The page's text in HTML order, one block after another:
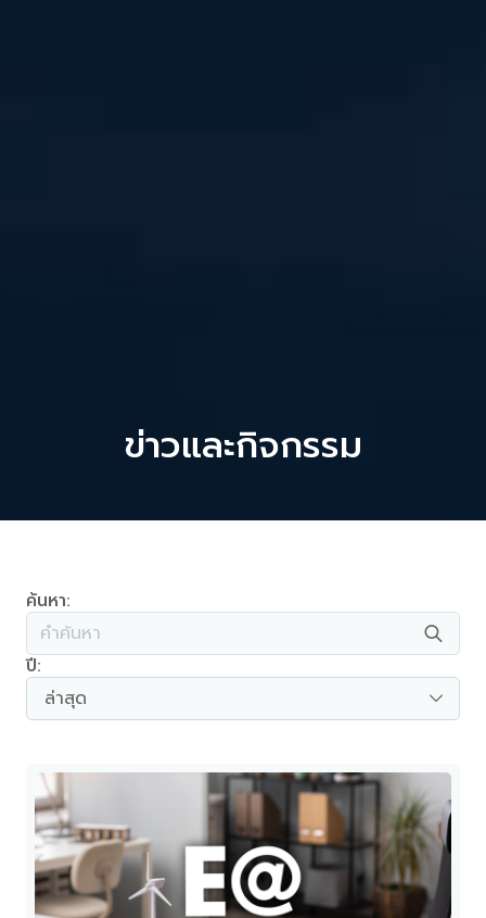
ข่าวและกิจกรรม
ค้นหา:
ปี:
ล่าสุด